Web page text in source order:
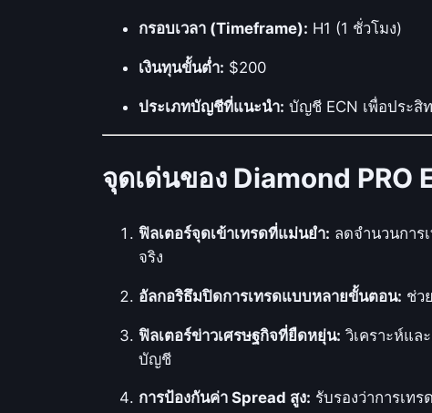
กรอบเวลา (Timeframe): H1 (1 ชั่วโมง)
เงินทุนขั้นต่ำ: $200
ประเภทบัญชีที่แนะนำ: บัญชี ECN เพื่อประสิ
จุดเด่นของ Diamond PRO
ฟิลเตอร์จุดเข้าเทรดที่แม่นยำ: ลดจำนวนการ
จริง
อัลกอริธึมปิดการเทรดแบบหลายขั้นตอน: ช่ว
ฟิลเตอร์ข่าวเศรษฐกิจที่ยืดหยุ่น: วิเคราะห์แล
บัญชี
การป้องกันค่า Spread สูง: รับรองว่าการเท